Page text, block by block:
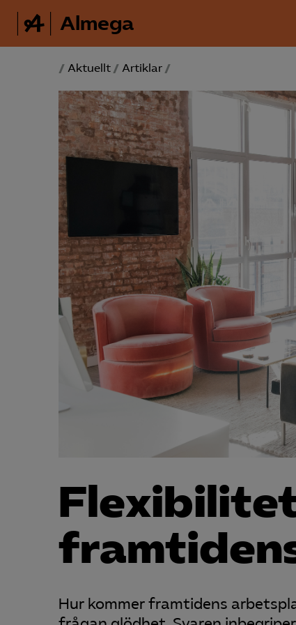
Almega
/ Aktuellt / Artiklar /
Hur kommer framtidens